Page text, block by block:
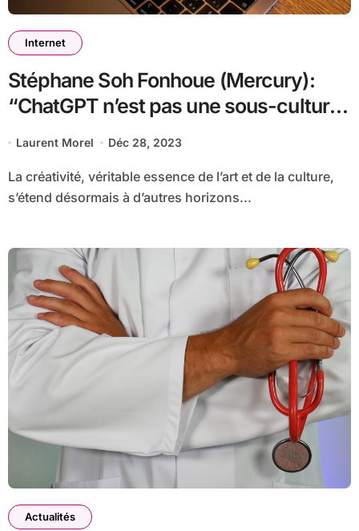
Internet
Stéphane Soh Fonhoue (Mercury):
“ChatGPT n’est pas une sous-culture
!”Laurent Morel Déc 28, 2023
La créativité, véritable essence de l’art et de la culture,
s’étend désormais à d’autres horizons...
Actualités